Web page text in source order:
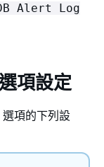
Alert Log
項設定
項的下列設